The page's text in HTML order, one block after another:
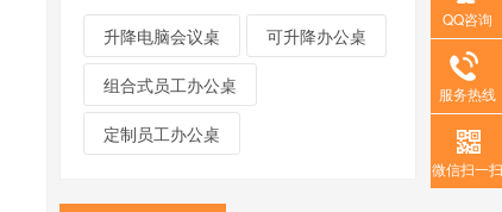
升降电脑会议桌 可升降办公桌
组合式员工办公桌
定制员工办公桌
QQ咨询
服务热线
微信扫一扫